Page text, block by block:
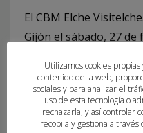
El CBM Elche
Gijón el sábado, 27
Ficha técnica
KH-7 Granollers:
Utilizamos cookies
contenido de la web,
sociales y para analizar el
uso de esta tecnología o
rechazarla, y así controlar
recopila y gestiona a través